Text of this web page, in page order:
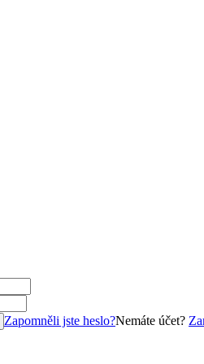
Zapomněli jste heslo?Nemáte účet?